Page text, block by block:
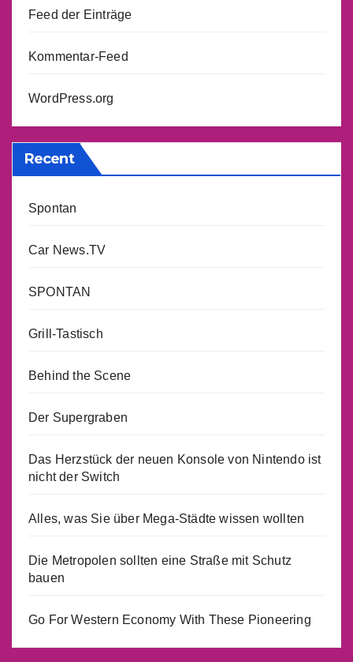
Feed der Einträge
Kommentar-Feed
WordPress.org
Recent
Spontan
Car News.TV
SPONTAN
Grill-Tastisch
Behind the Scene
Der Supergraben
Das Herzstück der neuen Konsole von Nintendo ist
nicht der Switch
Alles, was Sie über Mega-Städte wissen wollten
Die Metropolen sollten eine Straße mit Schutz
bauen
Go For Western Economy With These Pioneering